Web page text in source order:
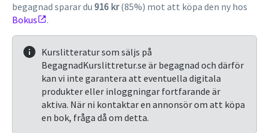
begagnad sparar du 916 kr(85%) mot att köpa den ny hos
Bokus
.
Kurslitteratur som säljs på
BegagnadKurslittretur.se är begagnad och därför
kan vi inte garantera att eventuella digitala
produkter eller inloggningar fortfarande är
aktiva. När ni kontaktar en annonsör om att köpa
en bok, fråga då om detta.